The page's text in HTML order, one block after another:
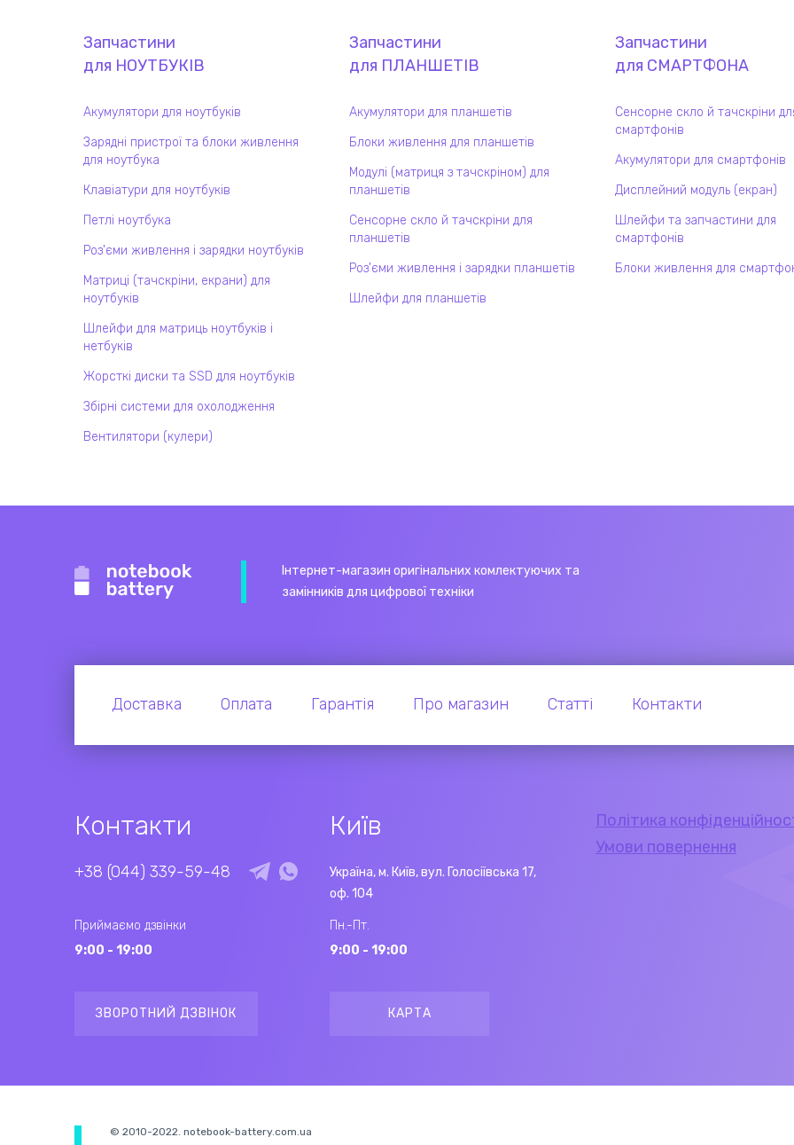
Запчастини
для НОУТБУКІВ
Акумулятори для ноутбуків
Зарядні пристрої та блоки живлення
для ноутбука
Клавіатури для ноутбуків
Петлі ноутбука
Роз'єми живлення і зарядки ноутбуків
Матриці (тачскріни, екрани) для
ноутбуків
Шлейфи для матриць ноутбуків і
нетбуків
Жорсткі диски та SSD для ноутбуків
Збірні системи для охолодження
Вентилятори (кулери)
Запчастини
для ПЛАНШЕТІВ
Акумулятори для планшетів
Блоки живлення для планшетів
Модулі (матриця з тачскріном) для
планшетів
Сенсорне скло й тачскріни для
планшетів
Роз'єми живлення і зарядки планшетів
Шлейфи для планшетів
Запчастини
для СМАРТФОНА
Сенсорне скло й тачскріни
смартфонів
Акумулятори для смартфонів
Дисплейний модуль (екран)
Шлейфи та запчастини для
смартфонів
Блоки живлення для
Інтернет-магазин оригінальних комлектуючих та
замінників для цифрової техніки
Доставка Оплата Гарантія Про магазин Статті Контакти
Контакти
+38 (044) 339-59-48
Приймаємо дзвінки
9:00 - 19:00
ЗВОРОТНИЙ ДЗВІНОК
Київ
Україна, м. Київ, вул. Голосіївська 17,
оф. 104
Пн.-Пт.
9:00 - 19:00
КАРТА
Політика
Умови повернення
© 2010-2022. notebook-battery.com.ua